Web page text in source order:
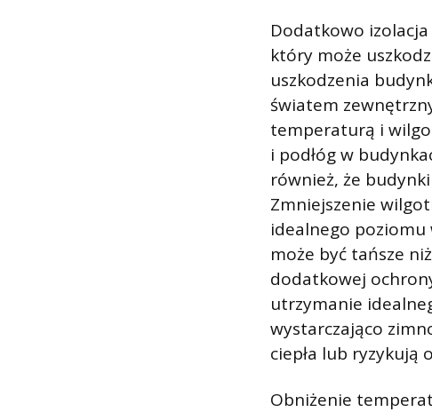
Dodatkowo
który może
uszkodzenia
światem
temperaturą i
i podłóg w
również, że
Zmniejszenie
idealnego
może być tańsze
dodatkowej
utrzymanie
wystarczająco
ciepła lub
Obniżenie